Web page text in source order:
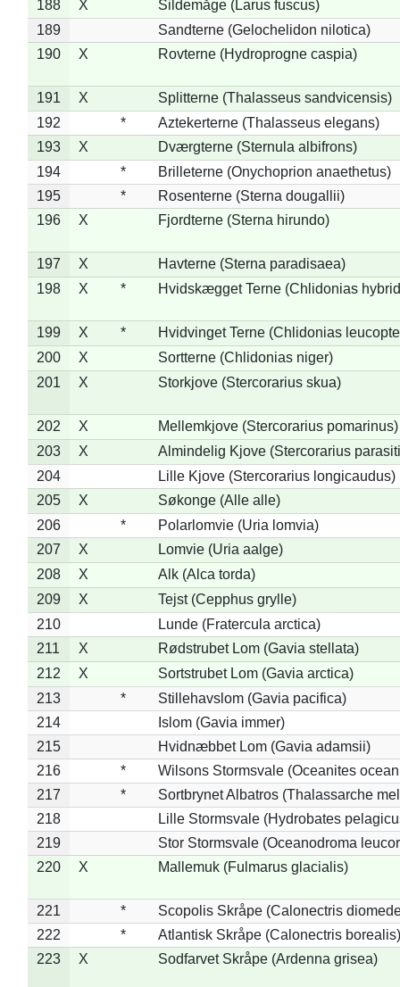
188 X
Sildemåge (Larus fuscus)
189
Sandterne (Gelochelidon nilotica)
190
X Rovterne (Hydroprogne caspia)
191 X
Splitterne (Thalasseus sandvicensis)
192
*
Aztekerterne (Thalasseus elegans)
193
X
Dværgterne (Sternula albifrons)
194
*
Brilleterne (Onychoprion anaethetus)
195
*
Rosenterne (Sterna dougallii)
196
X Fjordterne (Sterna hirundo)
197 X
Havterne (Sterna paradisaea)
198
X * Hvidskægget Terne (Chlidonias
199 X *
Hvidvinget Terne (Chlidonias
200
X
Sortterne (Chlidonias niger)
201
X Storkjove (Stercorarius skua)
202 X
Mellemkjove (Stercorarius pomarinus)
203
X
Almindelig Kjove (Stercorarius
204
Lille Kjove (Stercorarius longicaudus)
205
X
Søkonge (Alle alle)
206
*
Polarlomvie (Uria lomvia)
207
X
Lomvie (Uria aalge)
208
X
Alk (Alca torda)
209
X
Tejst (Cepphus grylle)
210
Lunde (Fratercula arctica)
211
X
Rødstrubet Lom (Gavia stellata)
212
X
Sortstrubet Lom (Gavia arctica)
213
*
Stillehavslom (Gavia pacifica)
214
Islom (Gavia immer)
215
Hvidnæbbet Lom (Gavia adamsii)
216
*
Wilsons Stormsvale (Oceanites
217
*
Sortbrynet Albatros (Thalassarche
218
Lille Stormsvale (Hydrobates
219
Stor Stormsvale (Oceanodroma
220
X Mallemuk (Fulmarus glacialis)
221 *
Scopolis Skråpe (Calonectris
222
*
Atlantisk Skråpe (Calonectris borealis)
223
X Sodfarvet Skråpe (Ardenna grisea)